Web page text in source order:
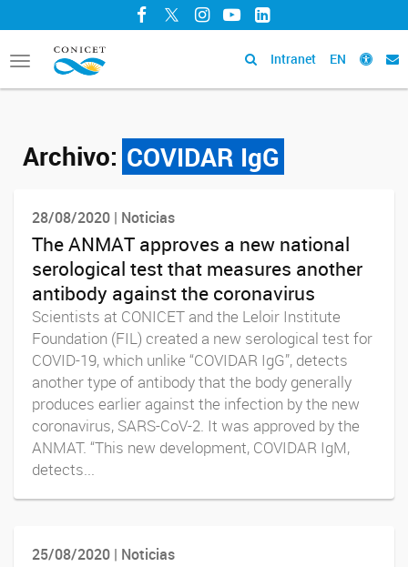
Facebook
TwitterInstagram
YouTubeLinkedIn
Toggle
navigation
Intranet EN
Archivo: COVIDAR IgG
28/08/2020 | Noticias
The ANMAT approves a new national
serological test that measures another
antibody against the coronavirus
Scientists at CONICET and the Leloir Institute
Foundation (FIL) created a new serological test for
COVID-19, which unlike “COVIDAR IgG”, detects
another type of antibody that the body generally
produces earlier against the infection by the new
coronavirus, SARS-CoV-2. It was approved by the
ANMAT. “This new development, COVIDAR IgM,
detects...
25/08/2020 | Noticias